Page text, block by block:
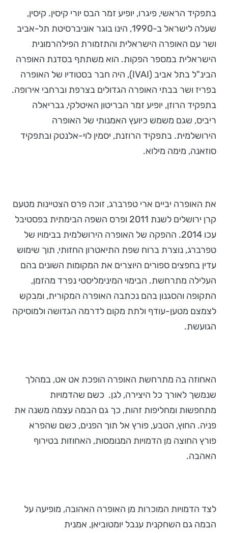
בתפקיד הראשי, פיגרו, יופיע זמר הבס יורי קיסין. קיסין,
שעלה לישראל ב-1990, הינו בוגר אוניברסיטת תל-אביב
ושר עם האופרה הישראלית והתזמורת הפילהרמונית
הישראלית במספר הפקות. הוא משתתף בסדנת האופרה
הבינ"ל בתל אביב (IVAI), היה חבר בסטודיו של האופרה
בפריז ושר בבתי האופרה הגדולים בצרפת וברחבי אירופה.
בתפקיד הרוזן, יופיע זמר הבריטון האיטלקי, גבריאלה
ריביס, שגם משמש כיועץ האמנותי של האופרה
הירושלמית. בתפקיד הרוזנת, יסמין לוי-אלנטק ובתפקיד
סוזאנה, מימה מילוא.
את האופרה יביים ארי טפרברג, זוכה פרס הצטיינות מטעם
קרן ירושלים לשנת 2011 ופרס השפה הבימתית בפסטיבל
עכו 2014. ההפקה של האופרה הירושלמית בבימויו של
טפרברג, נוצרת ברוח שפת התיאטרון החזותי, תוך שימוש
עדין בחפצים ספורים היוצרים את המקומות השונים בהם
העלילה מתרחשת. הבימוי המינימליסטי נפרד מהזמן,
התקופה והסגנון בהם נכתבה האופרה המקורית, ומבקש
לצמצם מטען-עודף ולתת מקום לדרמה הגדושה ולמוסיקה
הגועשת.
האחוזה בה מתרחשת האופרה הופכת אט אט, במהלך
שנמשך לאורך כל היצירה, לגן. כשם שהדמויות
מתחפשות ומחליפות זהות, כך גם הבמה עצמה משנה את
פניה. החוץ, הטבע, פורץ אל תוך הפנים, כשם שהפרא
פורץ החוצה מן הדמויות המנומסות, האחוזות בטירוף
האהבה.
לצד הדמויות המוכרות מן האופרה האהובה, מופיעה על
הבמה גם השחקנית ענבל יומטוביאן, אמנית